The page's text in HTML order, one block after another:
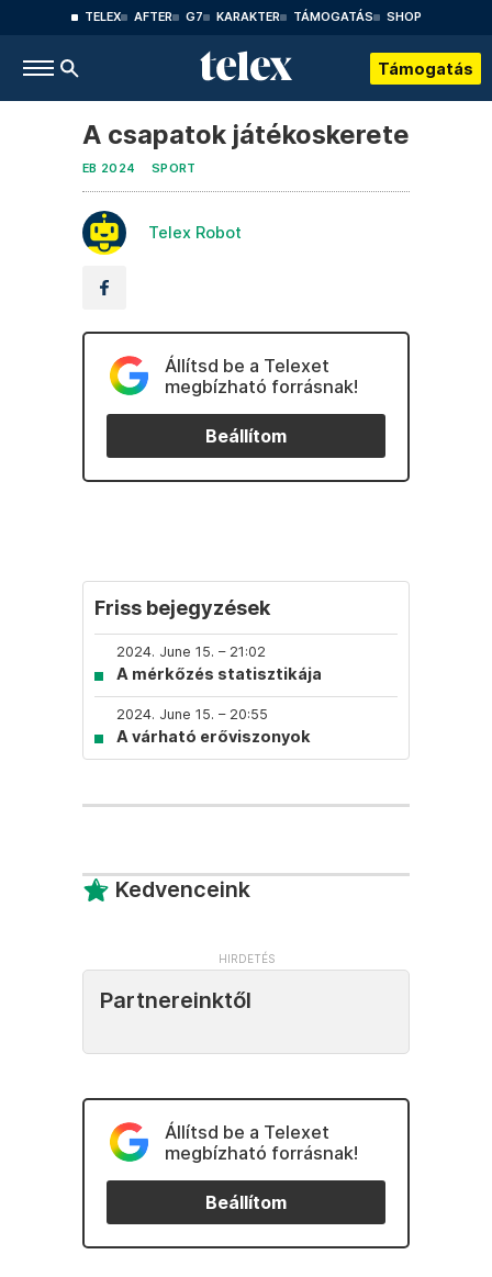
TELEX AFTER G7 KARAKTER TÁMOGATÁS SHOP
Támogatás
A csapatok játékoskerete
EB 2024 SPORT
Telex Robot
Állítsd be a Telexet
megbízható forrásnak!
Beállítom
Friss bejegyzések
2024. June 15. – 21:02
A mérkőzés statisztikája
2024. June 15. – 20:55
A várható erőviszonyok
Kedvenceink
Partnereinktől
Állítsd be a Telexet
megbízható forrásnak!
Beállítom